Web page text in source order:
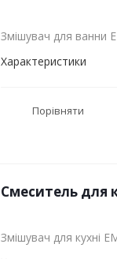
Змішувач для ванни
Характеристики
Порівняти
Смеситель для
Змішувач для кухні